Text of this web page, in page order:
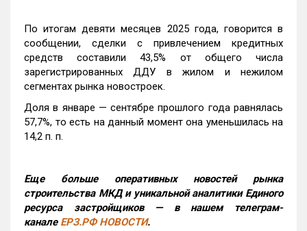
По итогам девяти месяцев 2025 года, говорится в
сообщении, сделки с привлечением кредитных
средств составили 43,5% от общего числа
зарегистрированных ДДУ в жилом и нежилом
сегментах рынка новостроек.
Доля в январе — сентябре прошлого года равнялась
57,7%, то есть на данный момент она уменьшилась на
14,2 п. п.
Еще больше оперативных новостей рынка
строительства МКД и уникальной аналитики Единого
ресурса застройщиков — в нашем телеграм-
канале ЕРЗ.РФ НОВОСТИ.